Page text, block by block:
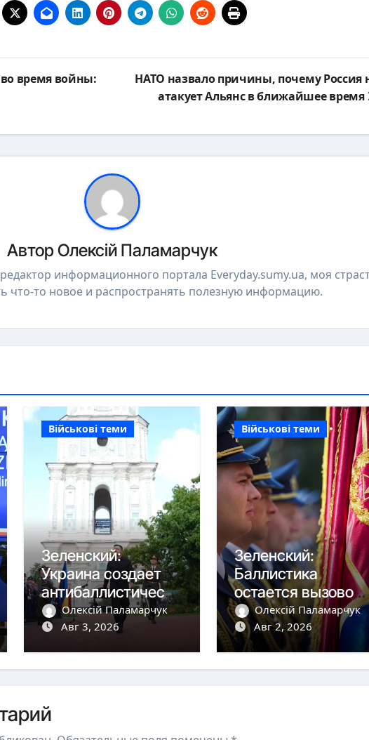
время войны:
НАТО назвало причины, почему Россия
атакует Альянс в ближайшее время
АвторОлексій Паламарчук
информационного портала Everyday.sumy.ua, моя
что-то новое и распространять полезную информацию.
Військові теми
Зеленский:
Украина создает
антибаллистическу
ю систему «Фрея»
с Европой
Олексій Паламарчук
Авг 3, 2026
Військові теми
Зеленский:
Баллистика
остается вызовом,
но дроны сбиваем
более чем на 90%
Олексій Паламарчук
Авг 2, 2026